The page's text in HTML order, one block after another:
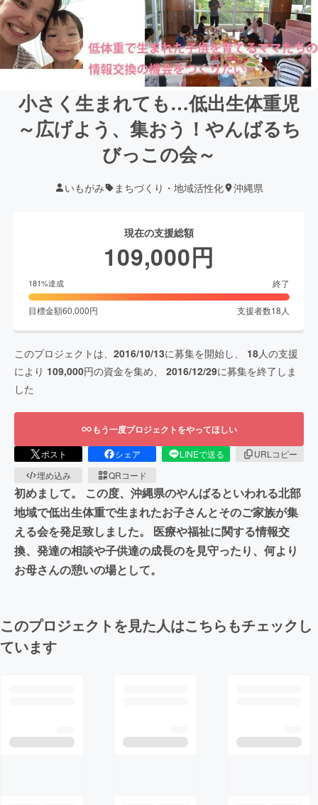
小さく生まれても…低出生体重児
～広げよう、集おう！やんばるち
びっこの会～
いもがみ まちづくり・地域活性化 沖縄県
現在の支援総額
109,000円
181%達成 終了
目標金額60,000円 支援者数18 人
このプロジェクトは、 2016/10/13に募集を開始し、 18人の支援
により 109,000円の資金を集め、 2016/12/29に募集を終了しま
した
もう一度プロジェクトをやってほしい
ポスト シェア LINEで送る
URLコピー
埋め込み
QRコード
初めまして。 この度、沖縄県のやんばるといわれる北部
地域で低出生体重で生まれたお子さんとそのご家族が集
える会を発足致しました。 医療や福祉に関する情報交
換、発達の相談や子供達の成長のを見守ったり、何より
お母さんの憩いの場として。
このプロジェクトを見た人はこちらもチェックし
ています